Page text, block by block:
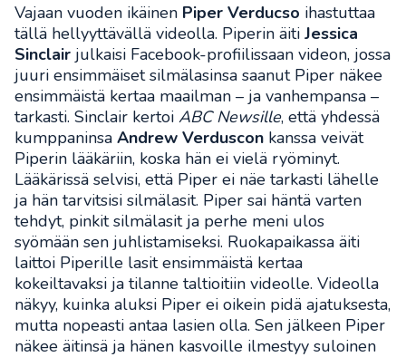
Vajaan vuoden ikäinen Piper Verducso ihastuttaa
tällä hellyyttävällä videolla. Piperin äiti Jessica
Sinclair julkaisi Facebook-profiilissaan videon, jossa
juuri ensimmäiset silmälasinsa saanut Piper näkee
ensimmäistä kertaa maailman – ja vanhempansa –
tarkasti. Sinclair kertoi ABC Newsille, että yhdessä
kumppaninsa Andrew Verduscon kanssa veivät
Piperin lääkäriin, koska hän ei vielä ryöminyt.
Lääkärissä selvisi, että Piper ei näe tarkasti lähelle
ja hän tarvitsisi silmälasit. Piper sai häntä varten
tehdyt, pinkit silmälasit ja perhe meni ulos
syömään sen juhlistamiseksi. Ruokapaikassa äiti
laittoi Piperille lasit ensimmäistä kertaa
kokeiltavaksi ja tilanne taltioitiin videolle. Videolla
näkyy, kuinka aluksi Piper ei oikein pidä ajatuksesta,
mutta nopeasti antaa lasien olla. Sen jälkeen Piper
näkee äitinsä ja hänen kasvoille ilmestyy suloinen